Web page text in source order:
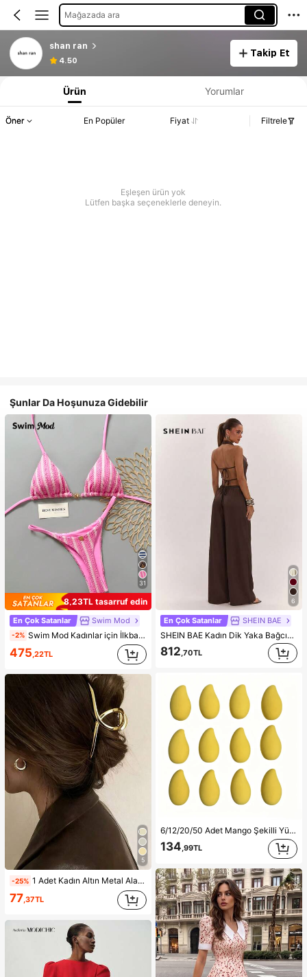
Mağazada ara
shan ran
4.50
Takip Et
Ürün Yorumlar
Öner En Popüler Fiyat Filtrele
Eşleşen ürün yok
Lütfen başka seçeneklerle deneyin.
Şunlar Da Hoşunuza Gidebilir
31
8,23TL tasarruf edin
En Çok Satanlar Swim Mod
-2% Swim Mod Kadınlar için İlkbahar/Yaz Yeni Özel Kumaş Metal Detaylı V Yaka Askılı Sırtı Açık Üçgen Bikini Üstü ve Altı 2 Parça Mayo Takımı İki Parça Set Pembe Bikini Çizgili Bikini
475 ,22TL
5
-25% 1 Adet Kadın Altın Metal Alaşımlı Minimalist Tek Parça Saç Tokası, Günlük Kullanım, Parti ve İşe Gidiş İçin Uygun Şık ve Zarif Aksesuar
77,37TL
6
En Çok Satanlar SHEIN BAE
SHEIN BAE Kadın Dik Yaka Bağcıklı Günlük Düz Renk Moda Takımı, Randevu, Dışarı Çıkma, Günlük İşe Gidiş, Parti ve Sosyal Etkinlikler İçin Uygun
812 ,70TL
6/12/20/50 Adet Mango Şekilli Yüksek Esneklikli Makyaj Süngeri, Likit Fondöten ve Gevşek Pudra İçin Uygun, Lateks İçermeyen Malzeme, Yumuşak ve Cilt Dostu, Kuru ve Islak Çift Kullanımlı Makyaj Pufu, Seyahat Gereçleri, Noel Hediyesi, Olmazsa Olmaz
134,99TL